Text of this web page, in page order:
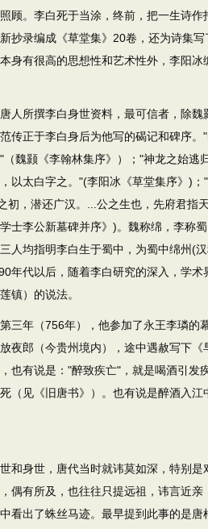
顾。李白死于当涂，终前，把一生诗
抄录编成《草堂集》20卷，还为诗集
身有很高的思想性和艺术性外，李阳冰
人所撰李白身世资料，最可信者，除
传正于李白身后为他写的碣记和碑序
魏颢《李翰林集序》）；"神龙之始逃
以太白字之。"(李阳冰《草堂集序》)
初，潜还广汉。...公之生也，先府君指
士李公新墓碑并序》)。魏称绵，李称
人均指明李白生于蜀中，为蜀中绵州(
年代以后，随着李白研究的深入，学
镇）的说法。
年（756年），他参加了永王李璘的
夜郎（今贵州境内），途中遇赦写下
也有说是："醉致疾亡"，就是喝酒引发
（见《旧唐书》）。也有说是醉酒入
和身世，唐代当时就讳莫如深，特别
偶有所及，也往往只提远祖，讳言近
看出了蛛丝马迹。最早提到此事的是